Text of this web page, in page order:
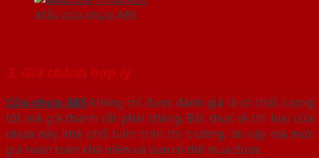
Mẫu cửa nhựa ABS
3. Giá thành hợp lý
Cửa nhựa ABSkhông chỉ được đánh giá là có chất lượng
tốt mà giá thành rất phải chăng. Bởi thực tế thì loại cửa
nhựa này khá phổ biến trên thị trường, do vậy mà mức
giá hoàn toàn khá mềm và bạn có thể mua được.